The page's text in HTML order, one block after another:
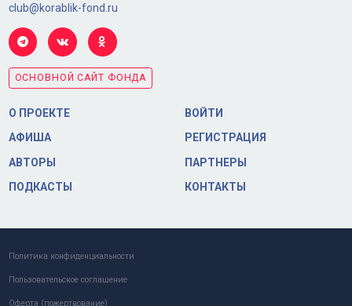
club@korablik-fond.ru
ОСНОВНОЙ САЙТ ФОНДА
О ПРОЕКТЕ
АФИША
АВТОРЫ
ПОДКАСТЫ
ВОЙТИ
РЕГИСТРАЦИЯ
ПАРТНЕРЫ
КОНТАКТЫ
Политика конфиденциальности
Пользовательское соглашение
Оферта (пожертвование)